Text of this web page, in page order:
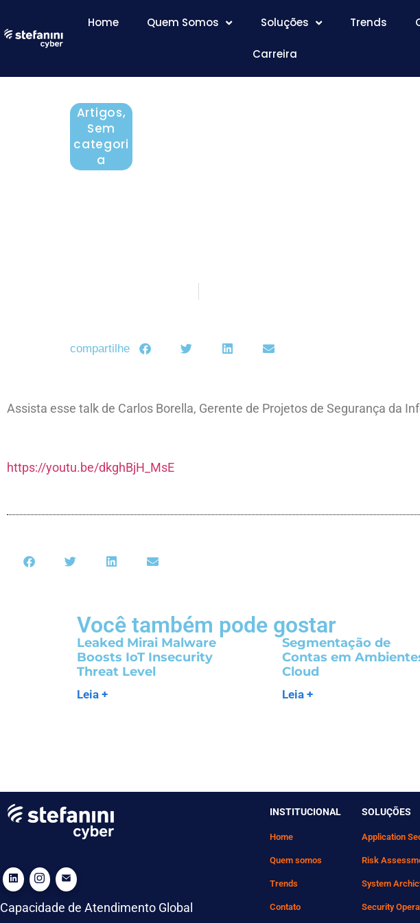
Home Quem Somos Soluções Trends
Carreira
Artigos,
Sem
categori
a
compartilhe
Assista esse talk de Carlos Borella, Gerente de Projetos de Segurança da
https://youtu.be/dkghBjH_MsE
Você também pode gostar
Leaked Mirai Malware
Boosts IoT Insecurity
Threat Level
Leia +
Segmentação de
Contas em
Cloud
Leia +
Capacidade de Atendimento Global
INSTITUCIONAL
Home
Quem somos
Trends
Contato
SOLUÇÕES
Application
Risk
System
Security